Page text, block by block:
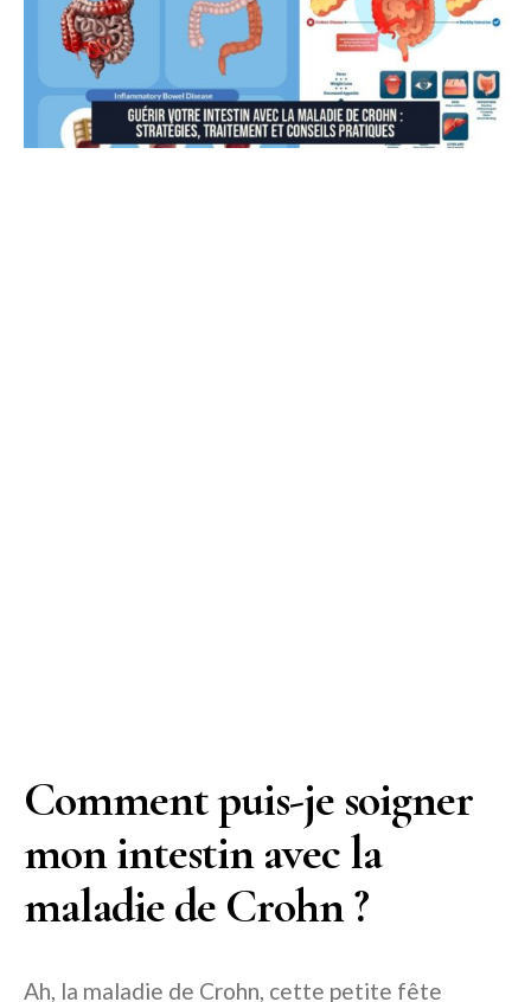
Comment puis-je soigner
mon intestin avec la
maladie de Crohn ?
Ah, la maladie de Crohn, cette petite fête